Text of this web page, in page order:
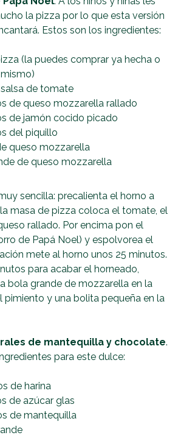
la pizza por lo que esta versión
Estos son los ingredientes:
(la puedes comprar ya hecha o
de tomate
de queso mozzarella rallado
de jamón cocido picado
del piquillo
queso mozzarella
de queso mozzarella
sencilla: precalienta el horno a
masa de pizza coloca el tomate, el
rallado. Por encima pon el
de Papá Noel) y espolvorea el
mete al horno unos 25 minutos.
para acabar el horneado,
bola grande de mozzarella en la
pimiento y una bolita pequeña en la
de mantequilla y chocolate.
para este dulce:
de harina
de azúcar glas
de mantequilla